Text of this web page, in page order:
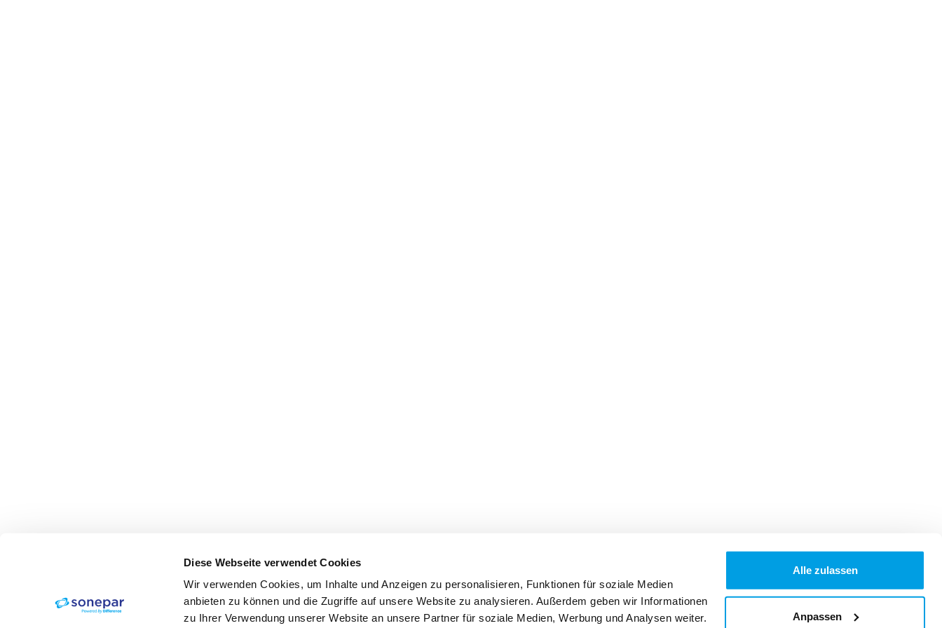
Diese Webseite verwendet Cookies
Wir verwenden Cookies, um Inhalte und Anzeigen zu personalisieren, Funktionen für soziale Medien
anbieten zu können und die Zugriffe auf unsere Website zu analysieren. Außerdem geben wir Informationen
zu Ihrer Verwendung unserer Website an unsere Partner für soziale Medien, Werbung und Analysen weiter.
Alle zulassen
Anpassen